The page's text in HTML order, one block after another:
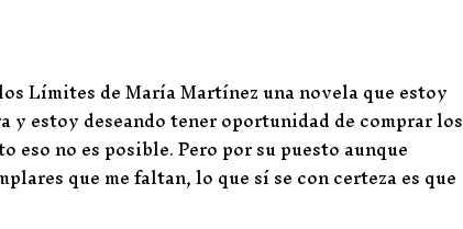
Límites de María Martínez una novela que estoy
y estoy deseando tener oportunidad de comprar los
no es posible. Pero por su puesto aunque
que me faltan, lo que sí se con certeza es que